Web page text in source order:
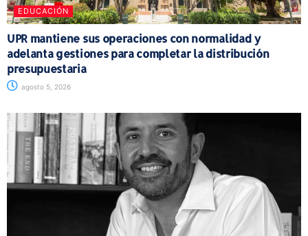
EDUCACIÓN
UPR mantiene sus operaciones con normalidad y
adelanta gestiones para completar la distribución
presupuestaria
agosto 5, 2026